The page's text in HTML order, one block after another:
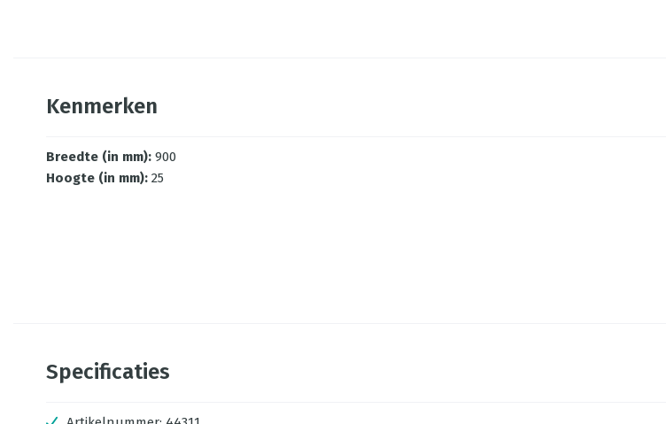
Kenmerken
Breedte (in mm): 900
Hoogte (in mm): 25
Specificaties